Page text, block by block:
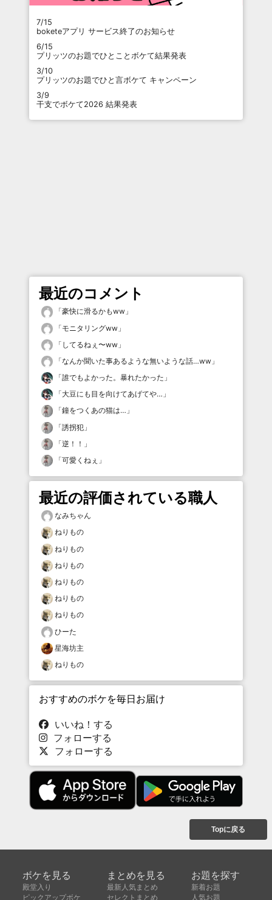
7/15
boketeアプリ サービス終了のお知らせ
6/15
プリッツのお題でひとことボケて結果発表
3/10
プリッツのお題でひと言ボケて キャンペーン
3/9
干支でボケて2026 結果発表
最近のコメント
「豪快に滑るかもww 」
「モニタリングww 」
「 してるねぇ〜ww 」
「なんか聞いた事あるような無いような話…ww 」
「誰でもよかった。暴れたかった 」
「大豆にも目を向けてあげてや… 」
「鐘をつくあの猫は… 」
「誘拐犯 」
「逆！！ 」
「可愛くねぇ 」
最近の評価されている職人
なみちゃん
ねりもの
ねりもの
ねりもの
ねりもの
ねりもの
ねりもの
ひーた
星海坊主
ねりもの
おすすめのボケを毎日お届け
いいね！する
フォローする
フォローする
Topに戻る
ボケを見る
殿堂入り
ピックアップボケ
まとめを見る
最新人気まとめ
セレクトまとめ
お題を探す
新着お題
人気お題